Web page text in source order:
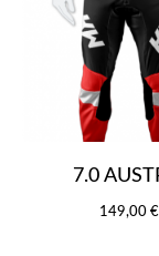
7.0
149,00 €